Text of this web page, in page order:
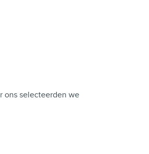
ons selecteerden we